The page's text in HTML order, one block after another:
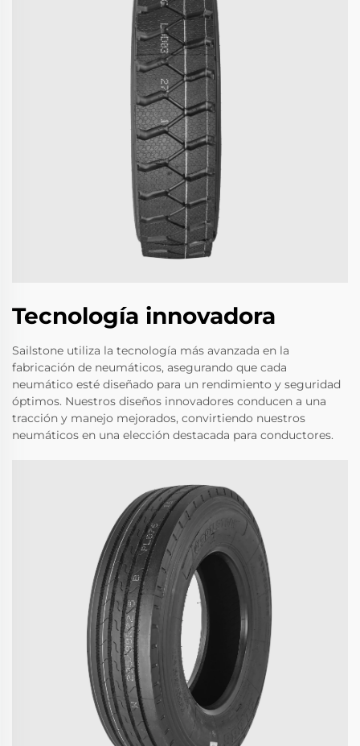
Tecnología innovadora
Sailstone utiliza la tecnología más avanzada en la
fabricación de neumáticos, asegurando que cada
neumático esté diseñado para un rendimiento y seguridad
óptimos. Nuestros diseños innovadores conducen a una
tracción y manejo mejorados, convirtiendo nuestros
neumáticos en una elección destacada para conductores.